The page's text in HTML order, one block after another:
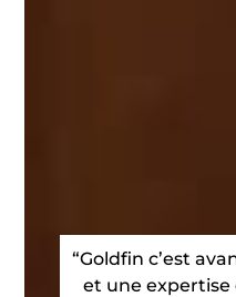
“Goldfin c’est
et une